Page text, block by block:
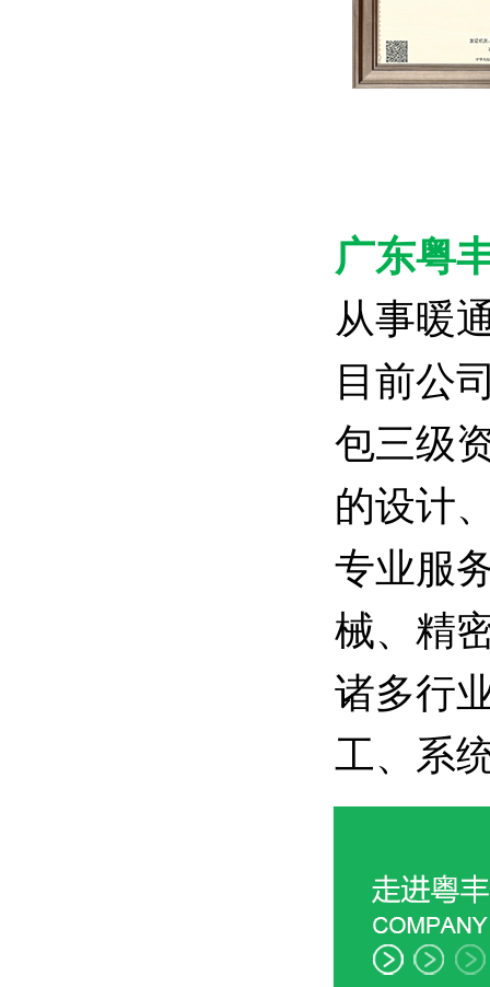
广东粤
从事暖
目前公
包三级
的设计
专业服
械、精
诸多行
工、系